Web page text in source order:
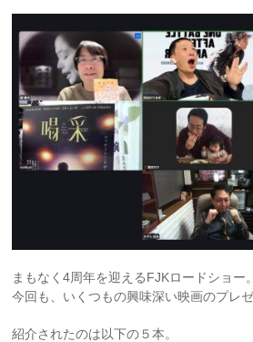
まもなく4周年を迎えるFJKロードショー。
今回も、いくつもの興味深い映画のプレ
紹介されたのは以下の５本。